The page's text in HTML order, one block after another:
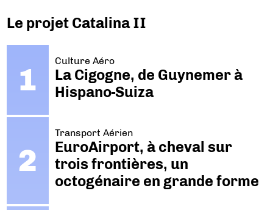
Le projet Catalina II
Culture Aéro
La Cigogne, de Guynemer à
Hispano-Suiza
Transport Aérien
EuroAirport, à cheval sur
trois frontières, un
octogénaire en grande forme